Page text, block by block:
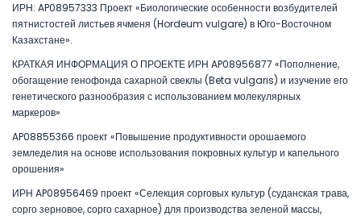
ИРН: AP08957333 Проект «Биологические особенности возбудителей
пятнистостей листьев ячменя (Hordeum vulgare) в Юго-Восточном
Казахстане».
КРАТКАЯ ИНФОРМАЦИЯ О ПРОЕКТЕ ИРН AP08956877 «Пополнение,
обогащение генофонда сахарной свеклы (Beta vulgaris) и изучение его
генетического разнообразия с использованием молекулярных
маркеров»
AP08855366 проект «Повышение продуктивности орошаемого
земледелия на основе использования покровных культур и капельного
орошения»
ИРН AP08956469 проект «Селекция сорговых культур (суданская трава,
сорго зерновое, сорго сахарное) для производства зеленой массы,